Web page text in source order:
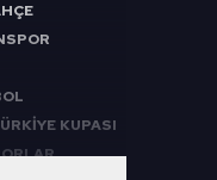
KUPASI